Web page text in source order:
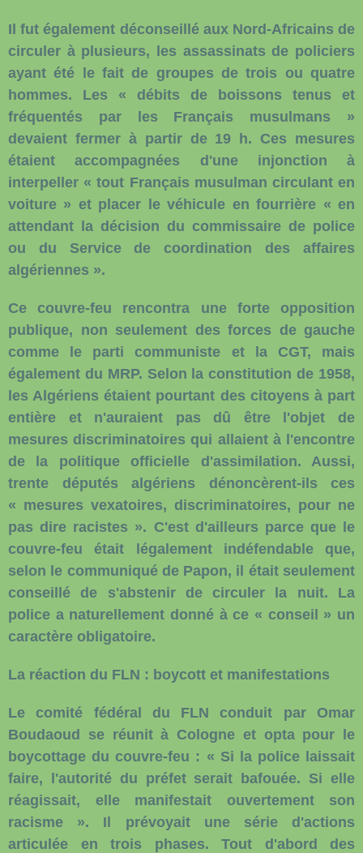
Il fut également déconseillé aux Nord-Africains de
circuler à plusieurs, les assassinats de policiers
ayant été le fait de groupes de trois ou quatre
hommes. Les « débits de boissons tenus et
fréquentés par les Français musulmans »
devaient fermer à partir de 19 h. Ces mesures
étaient accompagnées d'une injonction à
interpeller « tout Français musulman circulant en
voiture » et placer le véhicule en fourrière « en
attendant la décision du commissaire de police
ou du Service de coordination des affaires
algériennes ».
Ce couvre-feu rencontra une forte opposition
publique, non seulement des forces de gauche
comme le parti communiste et la CGT, mais
également du MRP. Selon la constitution de 1958,
les Algériens étaient pourtant des citoyens à part
entière et n'auraient pas dû être l'objet de
mesures discriminatoires qui allaient à l'encontre
de la politique officielle d'assimilation. Aussi,
trente députés algériens dénoncèrent-ils ces
« mesures vexatoires, discriminatoires, pour ne
pas dire racistes ». C'est d'ailleurs parce que le
couvre-feu était légalement indéfendable que,
selon le communiqué de Papon, il était seulement
conseillé de s'abstenir de circuler la nuit. La
police a naturellement donné à ce « conseil » un
caractère obligatoire.
La réaction du FLN : boycott et manifestations
Le comité fédéral du FLN conduit par Omar
Boudaoud se réunit à Cologne et opta pour le
boycottage du couvre-feu : « Si la police laissait
faire, l'autorité du préfet serait bafouée. Si elle
réagissait, elle manifestait ouvertement son
racisme ». Il prévoyait une série d'actions
articulée en trois phases. Tout d'abord des